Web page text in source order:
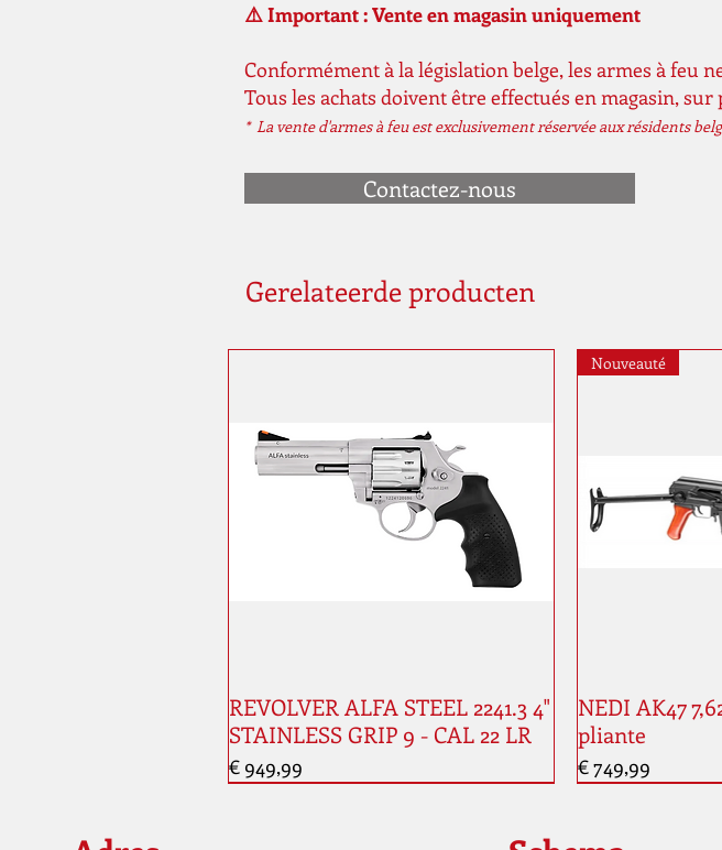
⚠️ Important : Vente en magasin uniquement
Conformément à la législation belge, les armes à feu
Tous les achats doivent être effectués en magasin,
* La vente d'armes à feu est exclusivement réservée aux résidents
Contactez-nous
Gerelateerde producten
REVOLVER ALFA STEEL 2241.3 4"
STAINLESS GRIP 9 - CAL 22 LR
Prijs
€ 949,99
Nouveauté
NEDI AK47
pliante
Prijs
€ 749,99